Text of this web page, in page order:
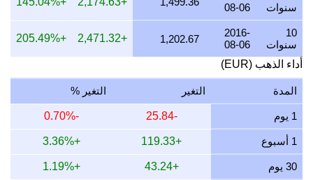
17 يوليو 2026
16 يوليو 2026 3,483.64
112.00
84.00
65.52
15 يوليو 2026
14 يوليو 2026 3,558.53
85.81
13 يوليو 2026 3,512.94
112.94
84.71
66.07
12 يوليو 2026 3,601.95
115.80
86.85
67.74
11 يوليو 2026 3,604.95
115.90
86.92
67.80
سنوات
08-06
10
سنوات
2016-
08-06
1,202.67
+2,471.32
+205.49%
أداء الذهب (EUR)
المدة التغير التغير %
1 يوم -25.84
-0.70%
1 أسبوع +119.33
+3.36%
30 يوم +43.24
+1.19%